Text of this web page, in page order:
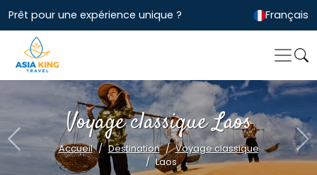
Prêt pour une expérience unique ? Français
Voyage classique Laos
Accueil Destination
Voyage classique
Laos
Previous